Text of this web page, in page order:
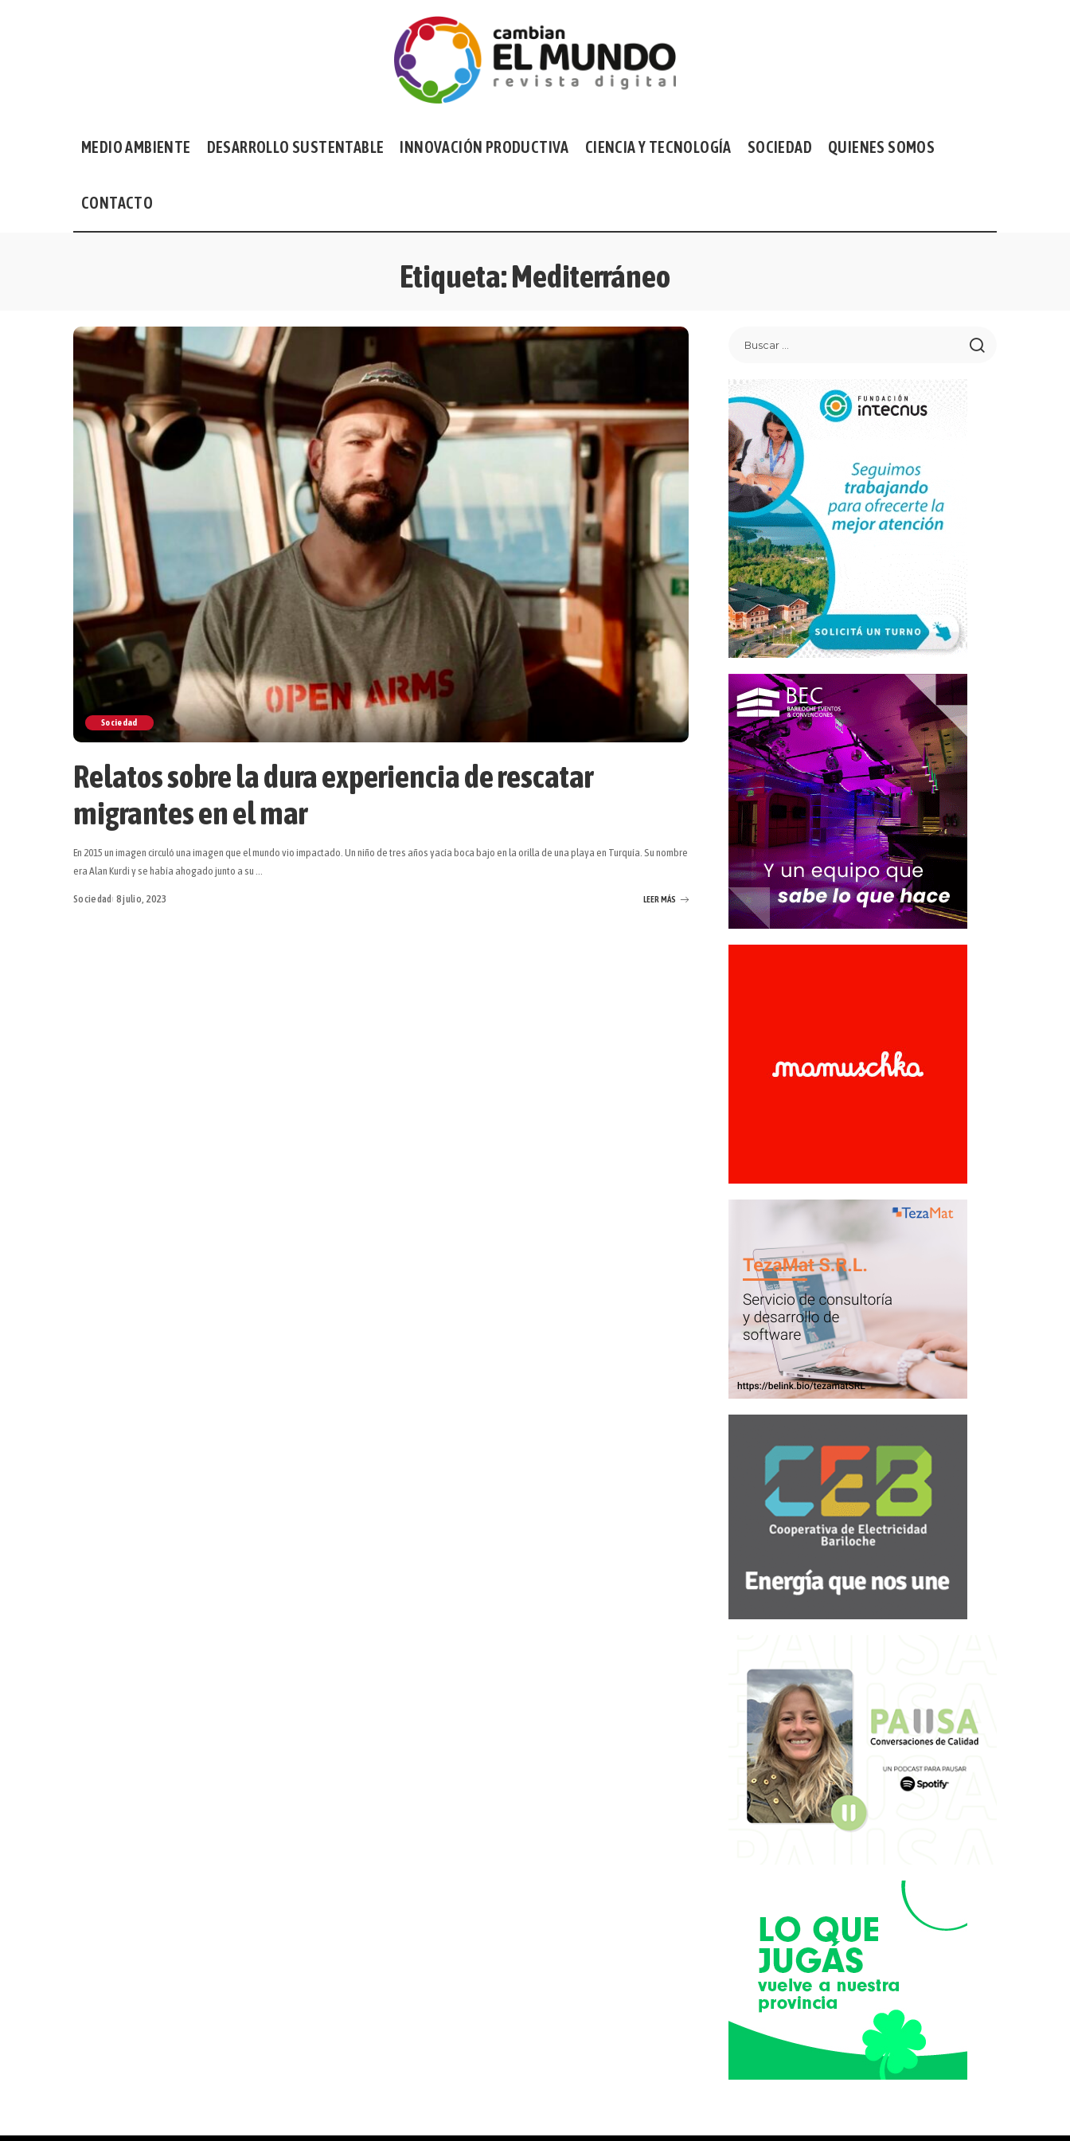
MEDIO AMBIENTE DESARROLLO SUSTENTABLE INNOVACIÓN PRODUCTIVA CIENCIA Y TECNOLOGÍA SOCIEDAD QUIENES SOMOS
CONTACTO
Etiqueta:Mediterráneo
Sociedad
Relatos sobre la dura experiencia de rescatar
migrantes en el mar
En 2015 un imagen circuló una imagen que el mundo vio impactado. Un niño de tres años yacía boca bajo en la orilla de una playa en Turquía. Su nombre
era Alan Kurdi y se había ahogado junto a su ...
Sociedad 8 julio, 2023 LEER MÁS